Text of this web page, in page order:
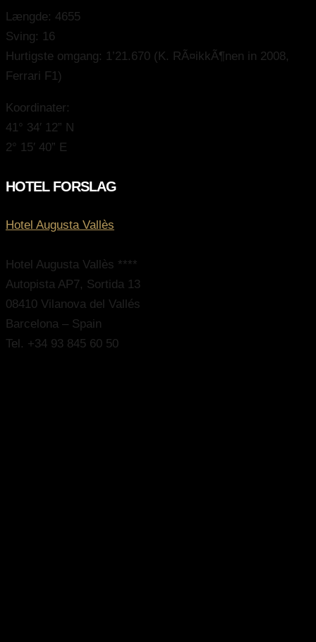
Længde: 4655
Sving: 16
Hurtigste omgang: 1’21.670 (K. RÃ¤ikkÃ¶nen in 2008,
Ferrari F1)
Koordinater:
41° 34′ 12” N
2° 15′ 40” E
HOTEL FORSLAG
Hotel Augusta Vallès
Hotel Augusta Vallès ****
Autopista AP7, Sortida 13
08410 Vilanova del Vallés
Barcelona – Spain
Tel. +34 93 845 60 50